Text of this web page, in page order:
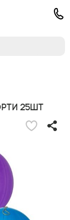
25шт